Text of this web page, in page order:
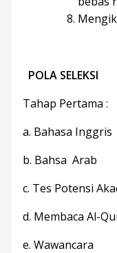
POLA SELEKSI
Tahap Pertama :
a. Bahasa Inggris
b. Bahsa Arab
c. Tes Potensi
d. Membaca Al-
e. Wawancara